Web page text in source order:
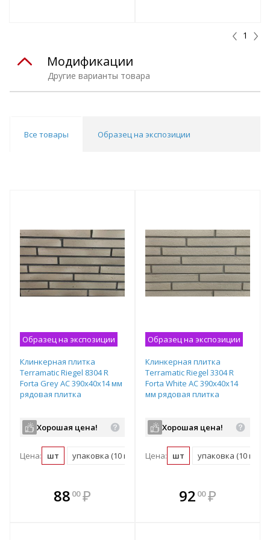
1
Другие варианты товара
Модификации
Все товары Образец на экспозиции
Образец на экспозиции
Клинкерная плитка
Terramatic Riegel 8304 R
Forta Grey AC 390х40х14 мм
рядовая плитка
Хорошая цена!
Цена: шт упаковка (10 шт) м2 (48 шт)
88 00 ₽
В комплекте
всегда выгоднее!
Образец на экспозиции
Клинкерная плитка
Terramatic Riegel 3304 R
Forta White AC 390х40х14
мм рядовая плитка
Хорошая цена!
Цена: шт упаковка (10 шт)
В комплекте
всегда выгоднее!
92 00 ₽